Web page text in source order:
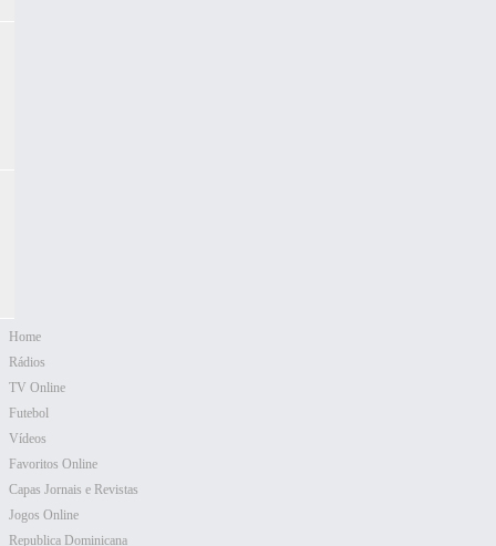
Home
Rádios
TV Online
Futebol
Vídeos
Favoritos Online
Capas Jornais e Revistas
Jogos Online
Republica Dominicana